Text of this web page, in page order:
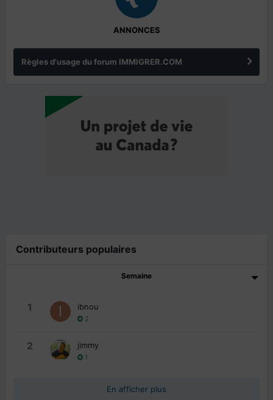
ANNONCES
Règles d'usage du forum IMMIGRER.COM
Contributeurs populaires
Semaine
1 ibnou
2
2 jimmy
1
En afficher plus